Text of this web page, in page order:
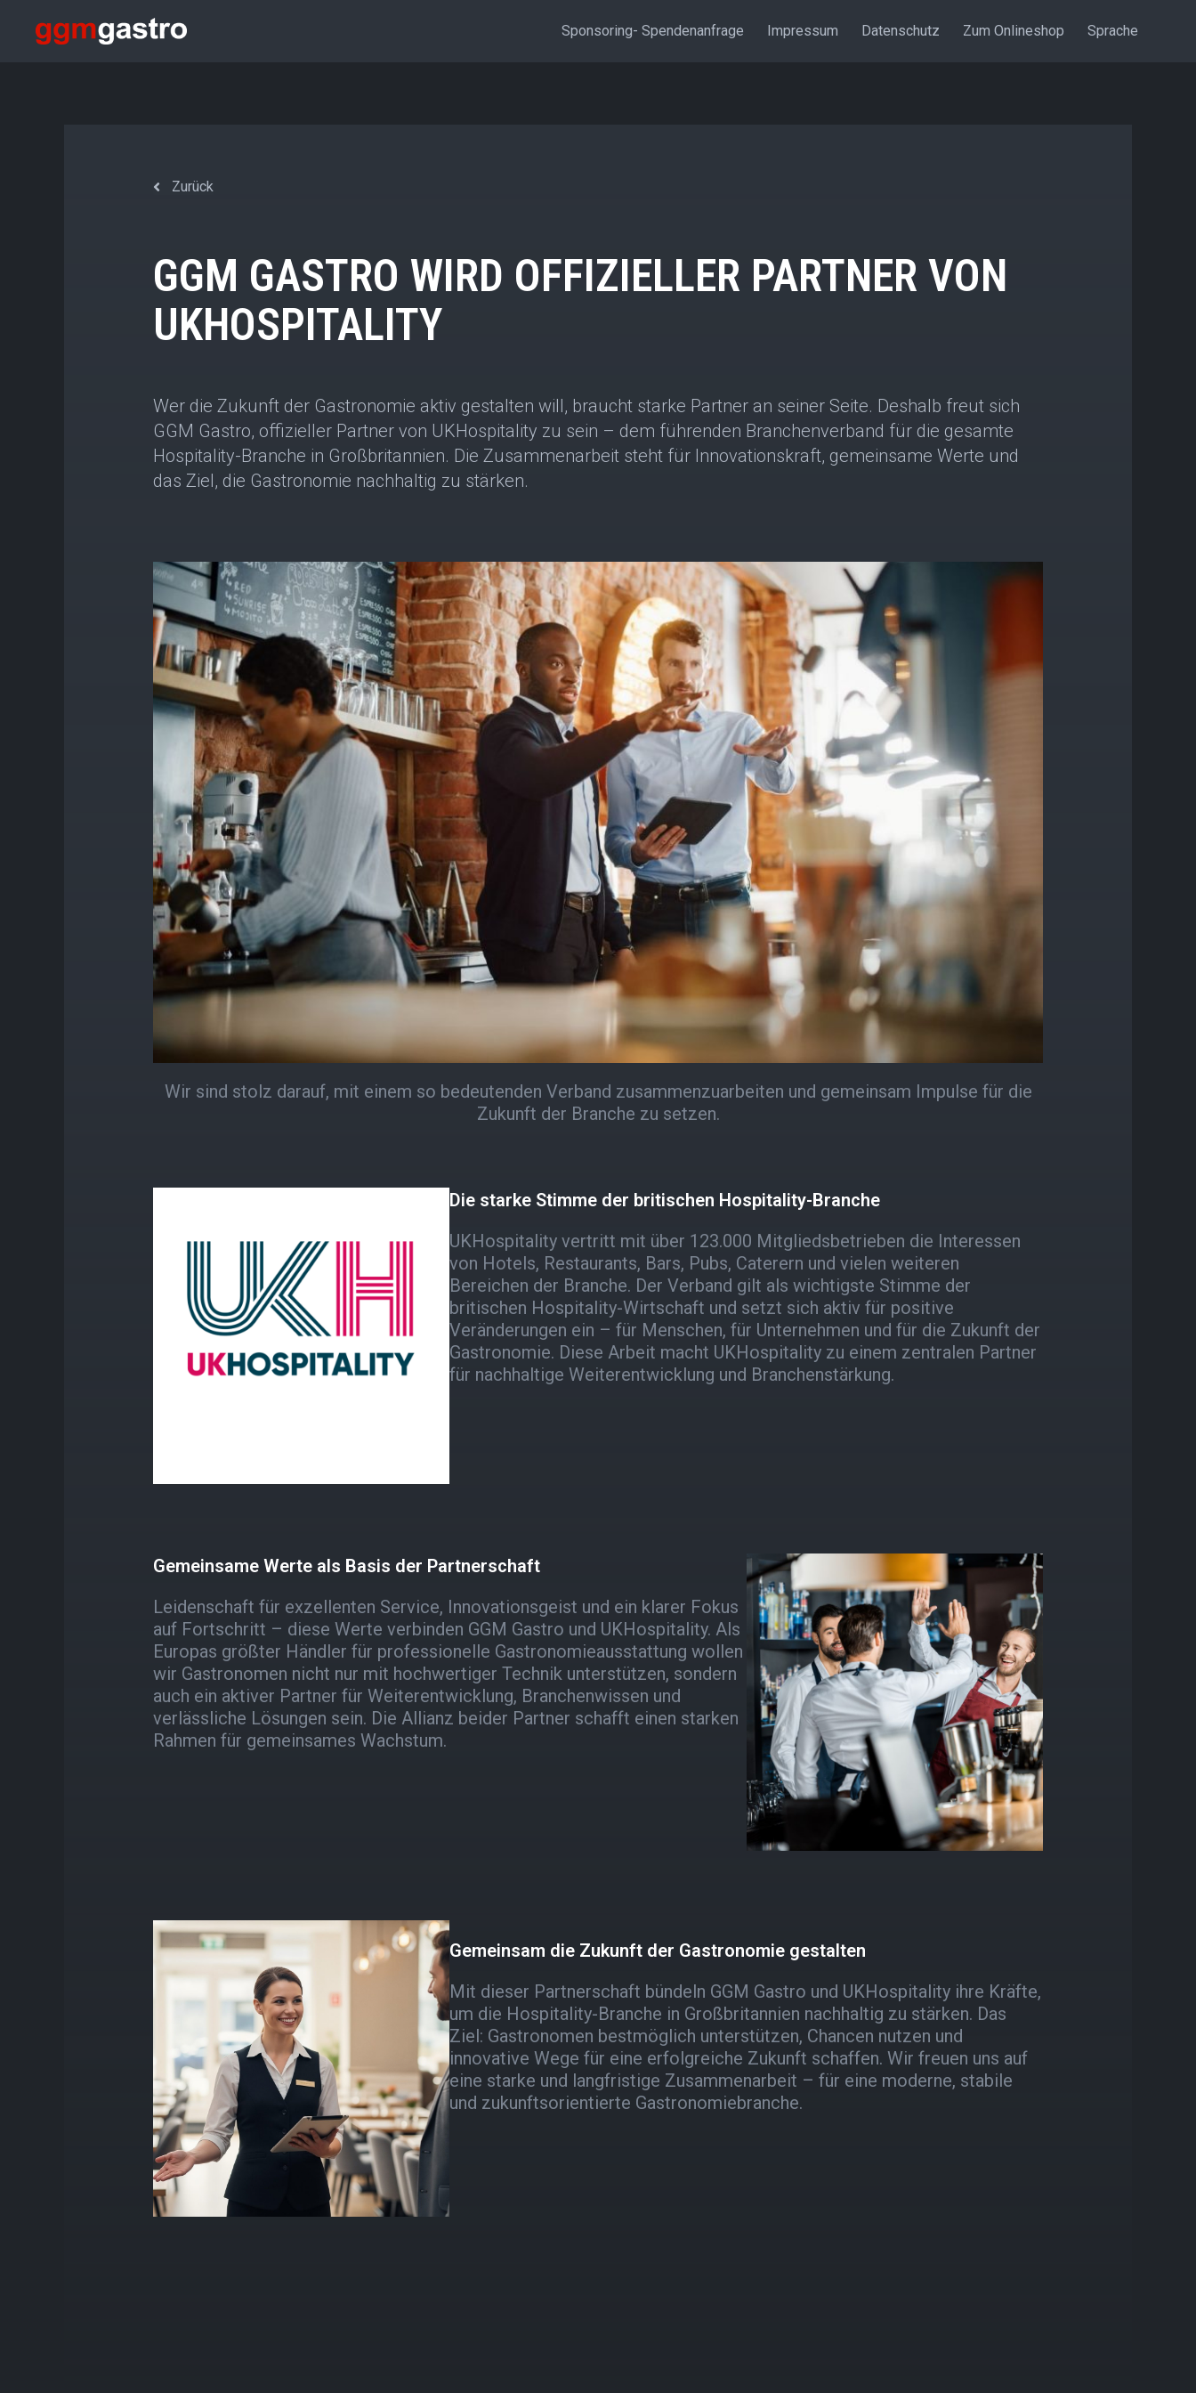
Sponsoring- Spendenanfrage Impressum Datenschutz Zum Onlineshop Sprache
Zurück
GGM GASTRO WIRD OFFIZIELLER PARTNER VON
UKHOSPITALITY
Wer die Zukunft der Gastronomie aktiv gestalten will, braucht starke Partner an seiner Seite. Deshalb freut sich
GGM Gastro, offizieller Partner von UKHospitality zu sein – dem führenden Branchenverband für die gesamte
Hospitality-Branche in Großbritannien. Die Zusammenarbeit steht für Innovationskraft, gemeinsame Werte und
das Ziel, die Gastronomie nachhaltig zu stärken.
Wir sind stolz darauf, mit einem so bedeutenden Verband zusammenzuarbeiten und gemeinsam Impulse für die
Zukunft der Branche zu setzen.
Die starke Stimme der britischen Hospitality-Branche
UKHospitality vertritt mit über 123.000 Mitgliedsbetrieben die Interessen
von Hotels, Restaurants, Bars, Pubs, Caterern und vielen weiteren
Bereichen der Branche. Der Verband gilt als wichtigste Stimme der
britischen Hospitality-Wirtschaft und setzt sich aktiv für positive
Veränderungen ein – für Menschen, für Unternehmen und für die Zukunft der
Gastronomie. Diese Arbeit macht UKHospitality zu einem zentralen Partner
für nachhaltige Weiterentwicklung und Branchenstärkung.
Gemeinsame Werte als Basis der Partnerschaft
Leidenschaft für exzellenten Service, Innovationsgeist und ein klarer Fokus
auf Fortschritt – diese Werte verbinden GGM Gastro und UKHospitality. Als
Europas größter Händler für professionelle Gastronomieausstattung wollen
wir Gastronomen nicht nur mit hochwertiger Technik unterstützen, sondern
auch ein aktiver Partner für Weiterentwicklung, Branchenwissen und
verlässliche Lösungen sein. Die Allianz beider Partner schafft einen starken
Rahmen für gemeinsames Wachstum.
Gemeinsam die Zukunft der Gastronomie gestalten
Mit dieser Partnerschaft bündeln GGM Gastro und UKHospitality ihre Kräfte,
um die Hospitality-Branche in Großbritannien nachhaltig zu stärken. Das
Ziel: Gastronomen bestmöglich unterstützen, Chancen nutzen und
innovative Wege für eine erfolgreiche Zukunft schaffen. Wir freuen uns auf
eine starke und langfristige Zusammenarbeit – für eine moderne, stabile
und zukunftsorientierte Gastronomiebranche.